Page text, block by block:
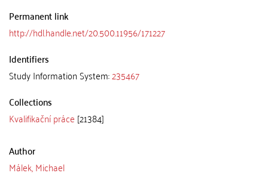
Permanent link
http://hdl.handle.net/20.500.11956/171227
Identifiers
Study Information System:235467
Collections
Kvalifikační práce [21384]
Author
Málek, Michael